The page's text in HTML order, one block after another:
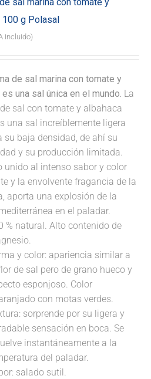
sal marina con tomate y
100 g Polasal
incluido)
de sal marina con tomate y
es una sal única en el mundo. La
sal con tomate y albahaca
una sal increíblemente ligera
su baja densidad, de ahí su
y su producción limitada.
unido al intenso sabor y color
y la envolvente fragancia de la
aporta una explosión de la
en el paladar.
% natural. Alto contenido de
y color: apariencia similar a
de sal pero de grano hueco y
esponjoso. Color
con motas verdes.
sorprende por su ligera y
sensación en boca. Se
instantáneamente a la
del paladar.
salado sutil.